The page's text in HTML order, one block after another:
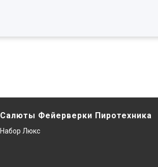
Салюты Фейерверки Пиротехника
Набор Люкс